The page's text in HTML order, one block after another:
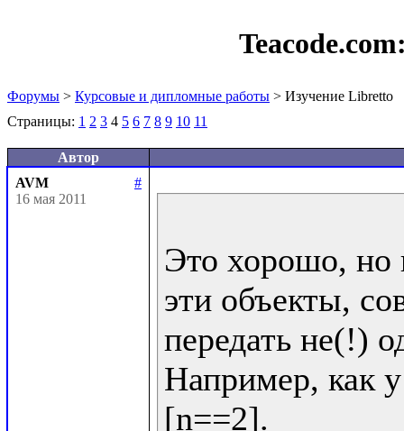
Форумы > Курсовые и дипломные работы > Изучение Libretto
Страницы: 1 2 3 4 5 6 7 8 9 10 11
Автор
AVM
#
16 мая 2011
Это хорошо, но
эти объекты,
передать не(!)
Например, как